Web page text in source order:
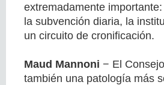
extremadamente
la subvención diaria, la
un circuito de cronificación.
Maud Mannoni − El
también una patología más